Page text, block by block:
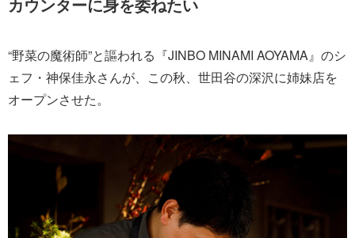
カウンターに身を委ねたい
“野菜の魔術師”と謳われる『JINBO MINAMI AOYAMA』のシ
ェフ・神保佳永さんが、この秋、世田谷の深沢に姉妹店を
オープンさせた。